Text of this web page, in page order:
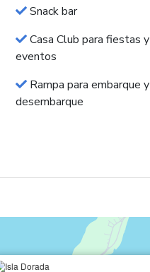
Snack bar
Casa Club para fiestas y
eventos
Rampa para embarque y
desembarque